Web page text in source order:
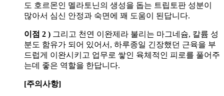
도 호르몬인 멜라토닌의 생성을 돕는 트립토판 성분이
많아서 심신 안정과 숙면에 꽤 도움이 된답니다.
이점 2 ) 그리고 천연 이완제라 불리는 마그네슘, 칼륨 성
분도 함유가 되어 있어서, 하루종일 긴장했던 근육을 부
드럽게 이완시키고 업무로 쌓인 육체적인 피로를 풀어주
는데 좋은 역할을 한답니다.
[주의사항]